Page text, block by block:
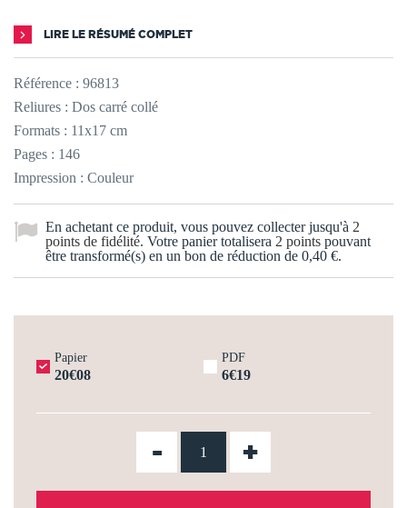
LIRE LE RÉSUMÉ COMPLET
Référence : 96813
Reliures : Dos carré collé
Formats : 11x17 cm
Pages : 146
Impression : Couleur
En achetant ce produit, vous pouvez collecter jusqu'à 2
points de fidélité. Votre panier totalisera 2 points pouvant
être transformé(s) en un bon de réduction de 0,40 €.
Papier
20€08
PDF
6€19
- +